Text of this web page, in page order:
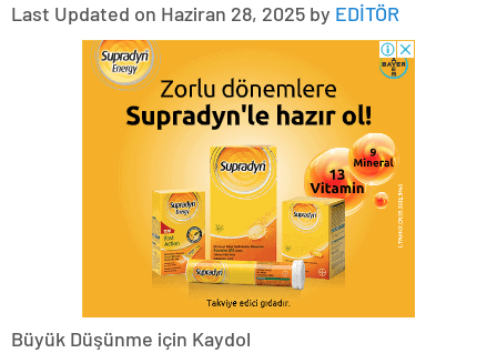
Last Updated on Haziran 28, 2025 by EDİTÖR
Büyük Düşünme için Kaydol